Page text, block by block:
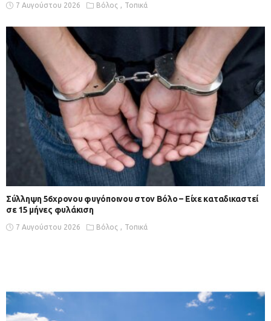
7 Αυγούστου 2026 Βόλος Τοπικά
Σύλληψη 56χρονου φυγόποινου στον Βόλο – Είχε καταδικαστεί
σε 15 μήνες φυλάκιση
7 Αυγούστου 2026 Βόλος Τοπικά